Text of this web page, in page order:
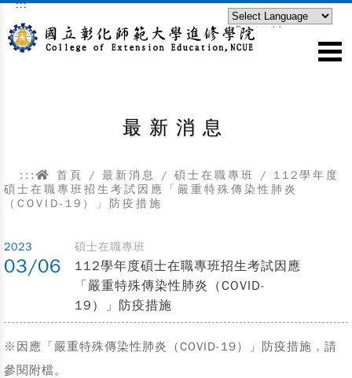
跳到主要內容區塊
:::
Powered by
最新消息
::: 首頁 / 最新消息 / 碩士在職專班 / 112學年度
碩士在職專班招生考試因應「嚴重特殊傳染性肺炎
（COVID-19）」防疫措施
2023
03/06
碩士在職專班
112學年度碩士在職專班招生考試因應
「嚴重特殊傳染性肺炎（COVID-
19）」防疫措施
※因應「嚴重特殊傳染性肺炎（COVID-19）」防疫措施，請
參閱附檔。